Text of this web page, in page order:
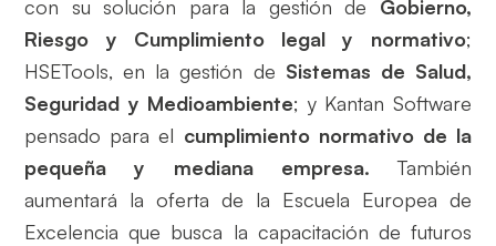
con su solución para la gestión de Gobierno,
Riesgo y Cumplimiento legal y normativo;
HSETools, en la gestión de Sistemas de Salud,
Seguridad y Medioambiente; y Kantan Software
pensado para el cumplimiento normativo de la
pequeña y mediana empresa. También
aumentará la oferta de la Escuela Europea de
Excelencia que busca la capacitación de futuros